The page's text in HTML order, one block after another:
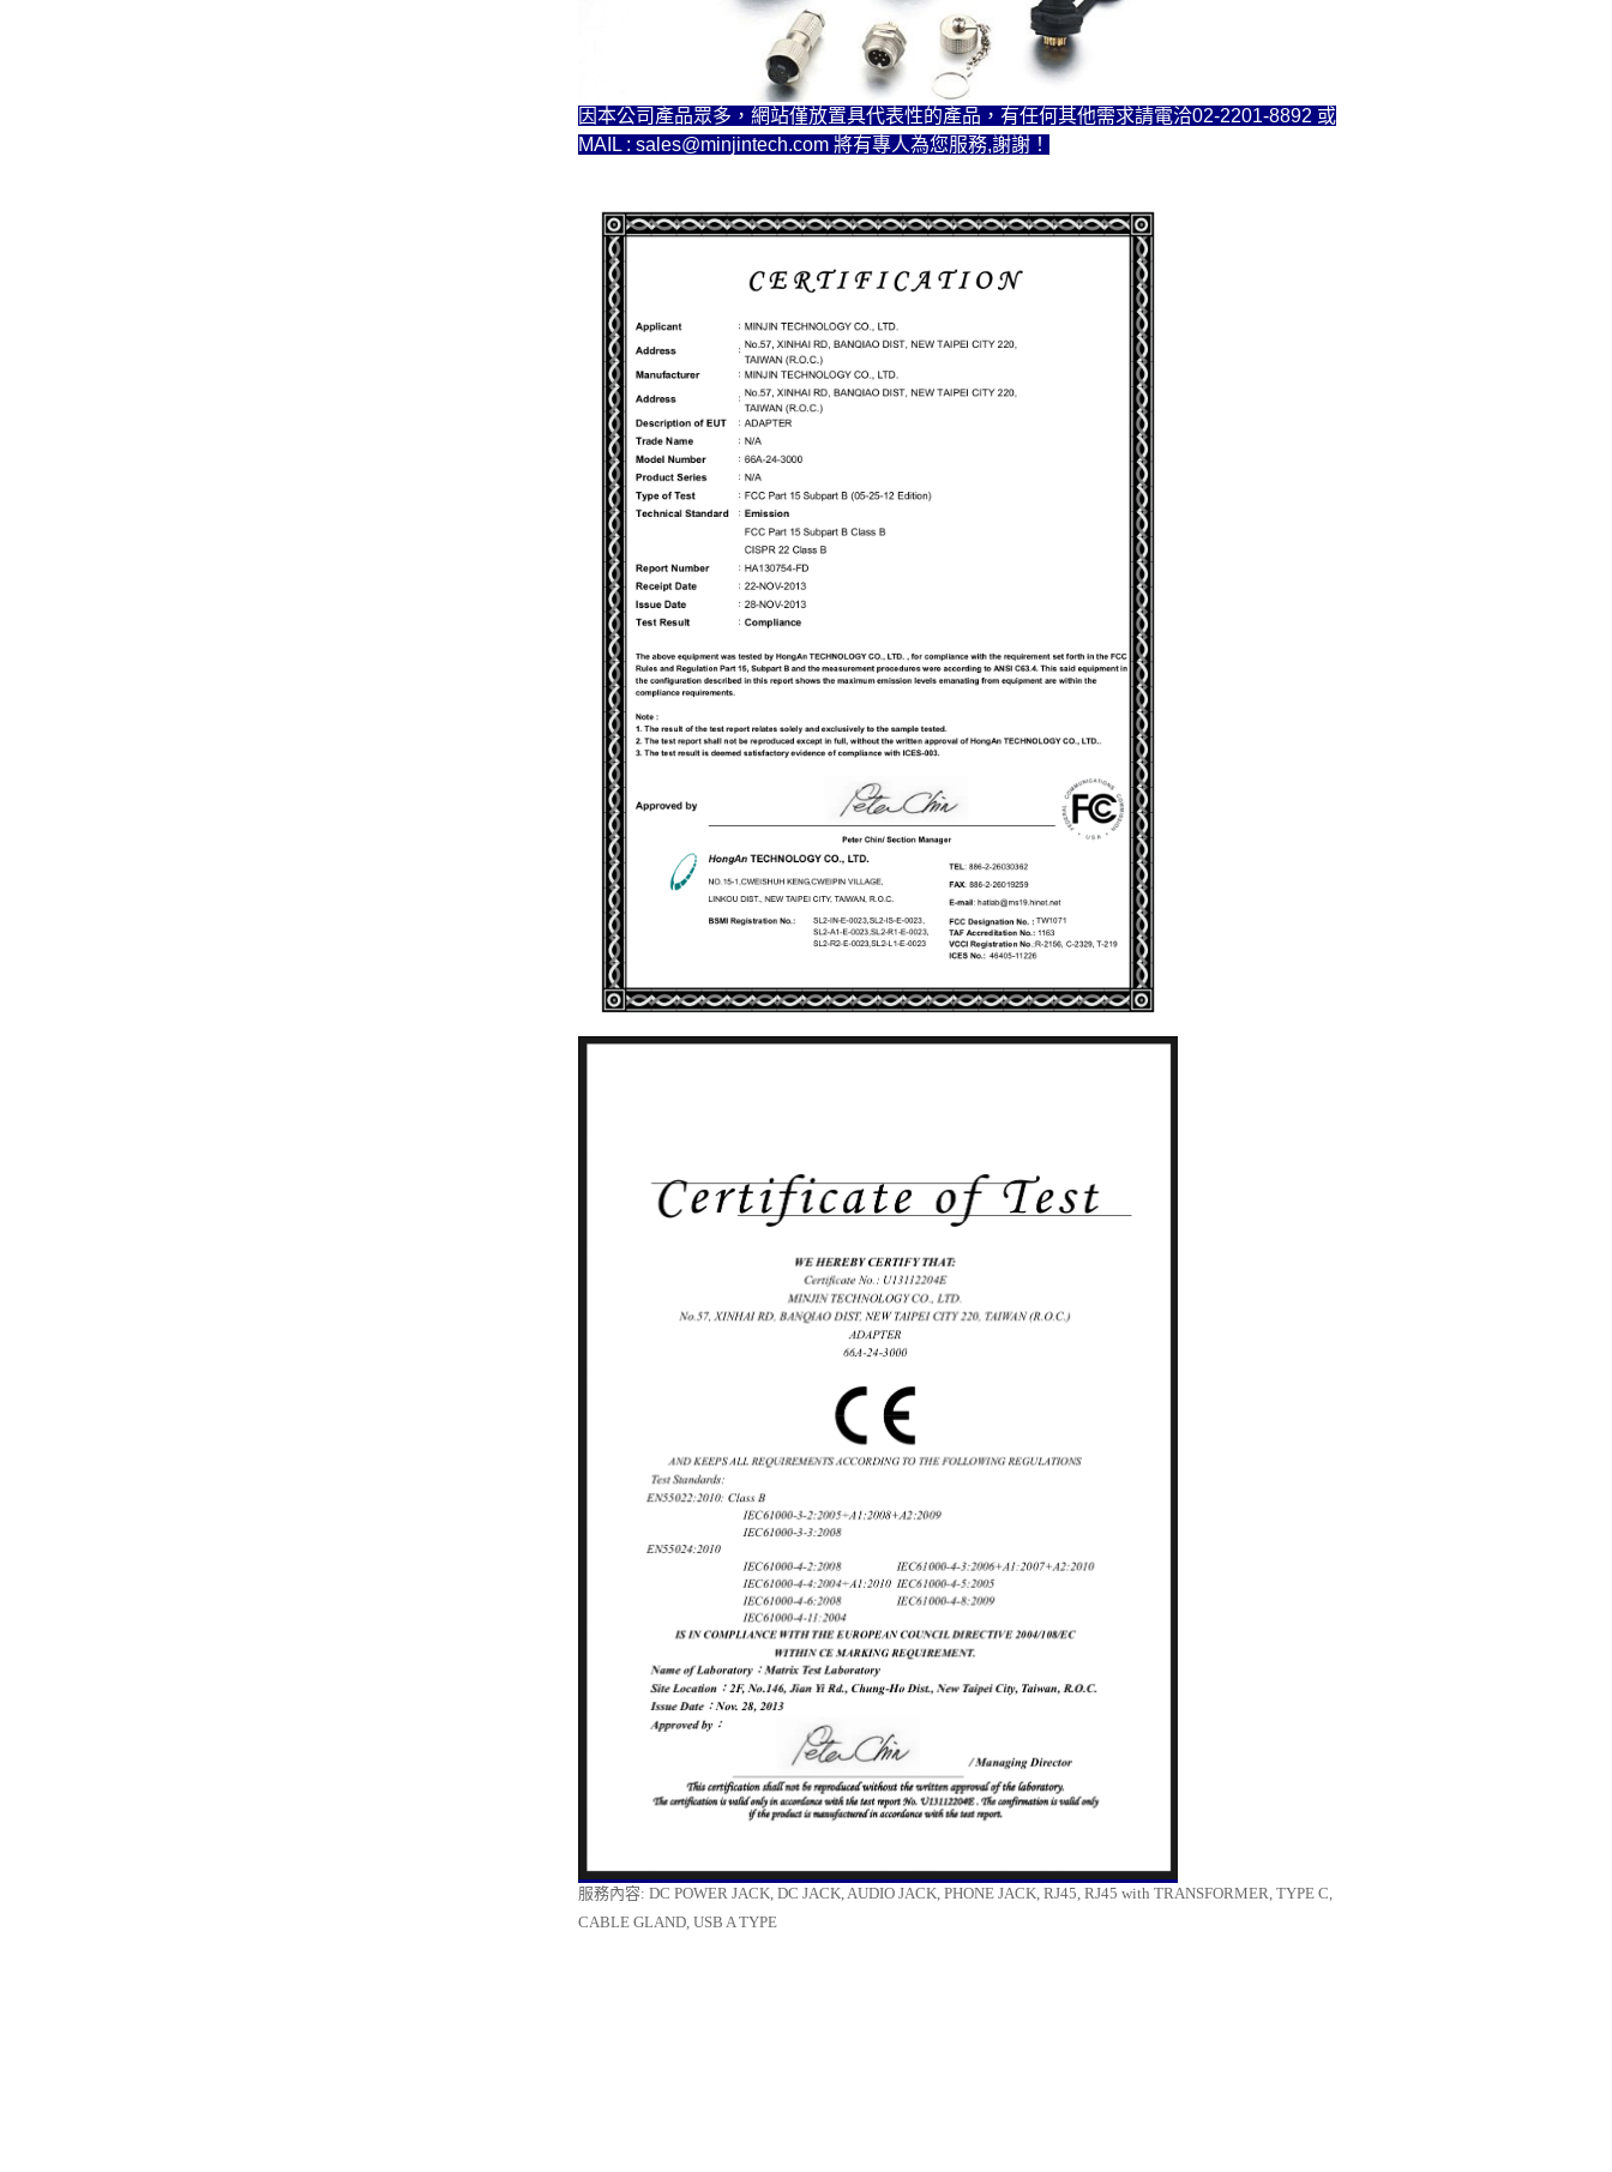
因本公司產品眾多，網站僅放置具代表性的產品，有任何其他需求請電洽02-2201-8892 或
MAIL : sales@minjintech.com 將有專人為您服務,謝謝！
服務內容: DC POWER JACK, DC JACK, AUDIO JACK, PHONE JACK, RJ45, RJ45 with TRANSFORMER, TYPE C,
CABLE GLAND, USB A TYPE